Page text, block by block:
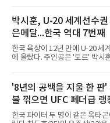
다.B조에서는 용산고가 안양고
대회 2연승을 달렸다.한편 남중
서 일본여자프로농구 2부 리그
79로 졌다. 이다연이 14점을 넣
바운드를 기록한 바이 쿰바 디
대를 넘지 못했다.이번 대회에 처
마레는 조별리그부터 결승까지
고, 디야산이 최우수선수(MVP)
박시훈, U-20 세계선수권
은메달...한국 역대 7번째
한국 육상이 12년 만에 U-20 세
에 올랐다. 주인공은 '토르' 박시
진 헤이워드 필드에서 열린 세계
20세 이하 세계선수권 남자 포환
서 20.31ｍ를 던져 2위에 올랐다.
드로 보르헤스(브라질)와는 4㎝
의 의미는 크다. 1986년 시작된
국이 따낸 메달은 은 1개와 동 5
'8년의 공백을 지울 한 판'
불 꺾으면 UFC 페더급 랭
한국 파이터 두 명이 같은 옥타